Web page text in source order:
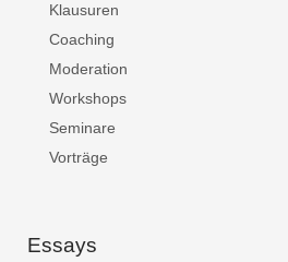
Klausuren
Coaching
Moderation
Workshops
Seminare
Vorträge
Essays